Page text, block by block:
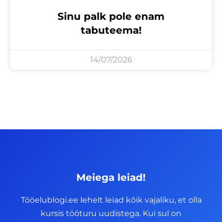
Sinu palk pole enam
tabuteema!
14/07/2026
Meiega leiad!
Tööelublogi.ee lehelt leiad kõik vajaliku, et olla
kursis tööturu uudistega. Kui sul on